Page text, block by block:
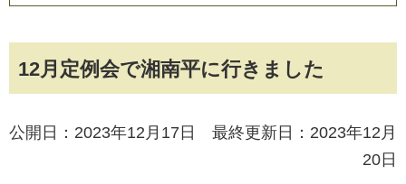
12月定例会で湘南平に行きました
公開日：2023年12月17日 最終更新日：2023年12月
20日